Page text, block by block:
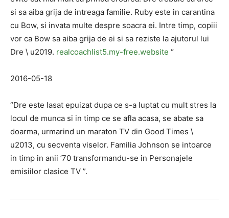
si sa aiba grija de intreaga familie. Ruby este in carantina
cu Bow, si invata multe despre soacra ei. Intre timp, copiii
vor ca Bow sa aiba grija de ei si sa reziste la ajutorul lui
Dre \ u2019. realcoachlist5.my-free.website “
2016-05-18
“Dre este lasat epuizat dupa ce s-a luptat cu mult stres la
locul de munca si in timp ce se afla acasa, se abate sa
doarma, urmarind un maraton TV din Good Times \
u2013, cu secventa viselor. Familia Johnson se intoarce
in timp in anii ’70 transformandu-se in Personajele
emisiilor clasice TV ”.